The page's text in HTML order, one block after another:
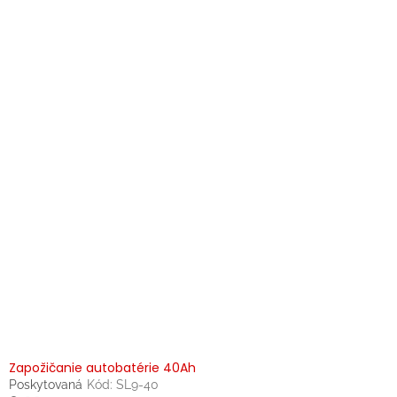
Zapožičanie autobatérie 40Ah
Poskytovaná Kód: SL9-40